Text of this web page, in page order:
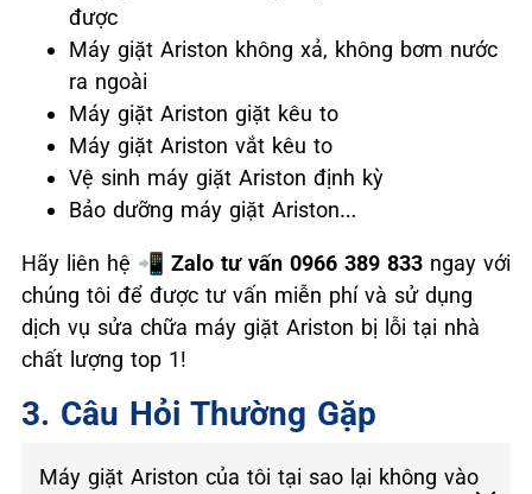
được
Máy giặt Ariston không xả, không bơm nước
ra ngoài
Máy giặt Ariston giặt kêu to
Máy giặt Ariston vắt kêu to
Vệ sinh máy giặt Ariston định kỳ
Bảo dưỡng máy giặt Ariston…
Hãy liên hệ 📲 Zalo tư vấn 0966 389 833 ngay với
chúng tôi để được tư vấn miễn phí và sử dụng
dịch vụ sửa chữa máy giặt Ariston bị lỗi tại nhà
chất lượng top 1!
3. Câu Hỏi Thường Gặp
Máy giặt Ariston của tôi tại sao lại không vào